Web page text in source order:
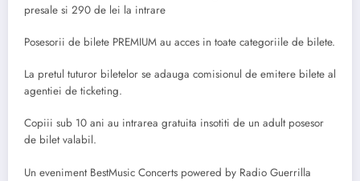
presale si 290 de lei la intrare
Posesorii de bilete PREMIUM au acces in toate categoriile de bilete.
La pretul tuturor biletelor se adauga comisionul de emitere bilete al
agentiei de ticketing.
Copiii sub 10 ani au intrarea gratuita insotiti de un adult posesor
de bilet valabil.
Un eveniment BestMusic Concerts powered by Radio Guerrilla